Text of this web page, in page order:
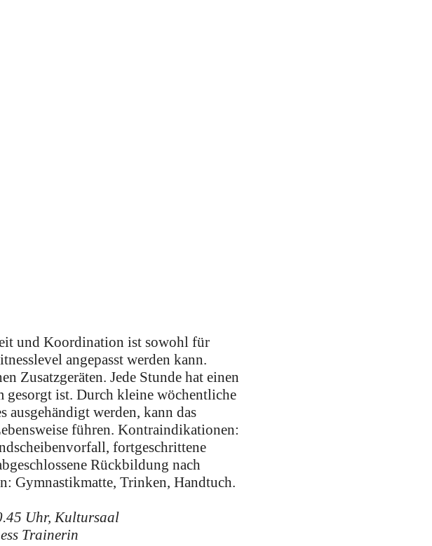
und Koordination ist sowohl für
angepasst werden kann.
Zusatzgeräten. Jede Stunde hat einen
gesorgt ist. Durch kleine wöchentliche
ausgehändigt werden, kann das
führen. Kontraindikationen:
fortgeschrittene
Rückbildung nach
Gymnastikmatte, Trinken, Handtuch.
Uhr, Kultursaal
Trainerin